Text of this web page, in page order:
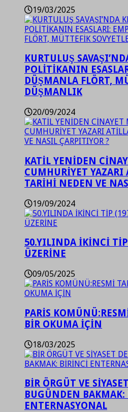
19/03/2025
KURTULUŞ
POLİTİKANIN
DÜŞMANLA FLÖRT,
DÜŞMANLIK
20/09/2024
KATİL YENİDEN
CUMHURİYET YAZARI
TARİHİ NEDEN VE
19/09/2024
50.YILINDA İKİNCİ
ÜZERİNE
09/05/2025
PARİS
BİR OKUMA İÇİN
18/03/2025
BİR ÖRGÜT VE
BUGÜNDEN
ENTERNASYONAL